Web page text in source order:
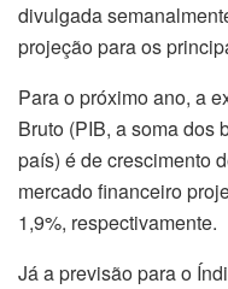
divulgada
projeção para os
Para o próximo ano, a
Bruto (PIB, a soma dos
país) é de crescimento
mercado financeiro
1,9%, respectivamente.
Já a previsão para o